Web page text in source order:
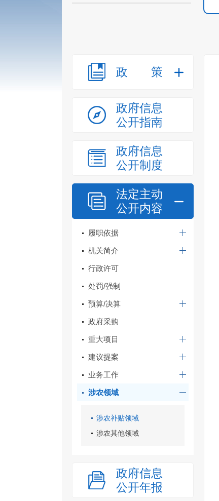
政策
政府信息
公开指南
政府信息
公开制度
法定主动
公开内容
履职依据
机关简介
行政许可
处罚/强制
预算/决算
政府采购
重大项目
建议提案
业务工作
涉农领域
涉农补贴领域
涉农其他领域
政府信息
公开年报